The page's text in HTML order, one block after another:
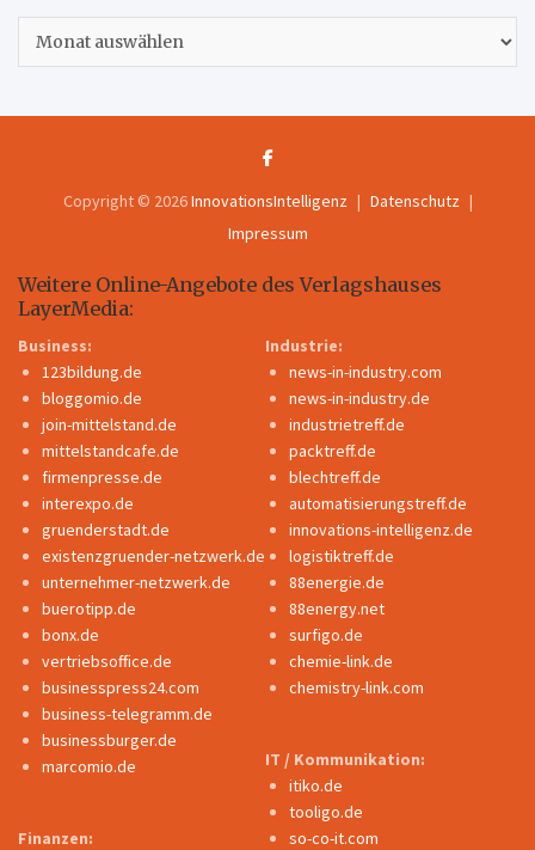
Copyright © 2026InnovationsIntelligenz
Datenschutz
Impressum
Weitere Online-Angebote des Verlagshauses
LayerMedia:
Business:
123bildung.de
bloggomio.de
join-mittelstand.de
mittelstandcafe.de
firmenpresse.de
interexpo.de
gruenderstadt.de
existenzgruender-netzwerk.de
unternehmer-netzwerk.de
buerotipp.de
bonx.de
vertriebsoffice.de
businesspress24.com
business-telegramm.de
businessburger.de
marcomio.de
Finanzen:
Industrie:
news-in-industry.com
news-in-industry.de
industrietreff.de
packtreff.de
blechtreff.de
automatisierungstreff.de
innovations-intelligenz.de
logistiktreff.de
88energie.de
88energy.net
surfigo.de
chemie-link.de
chemistry-link.com
IT / Kommunikation:
itiko.de
tooligo.de
so-co-it.com